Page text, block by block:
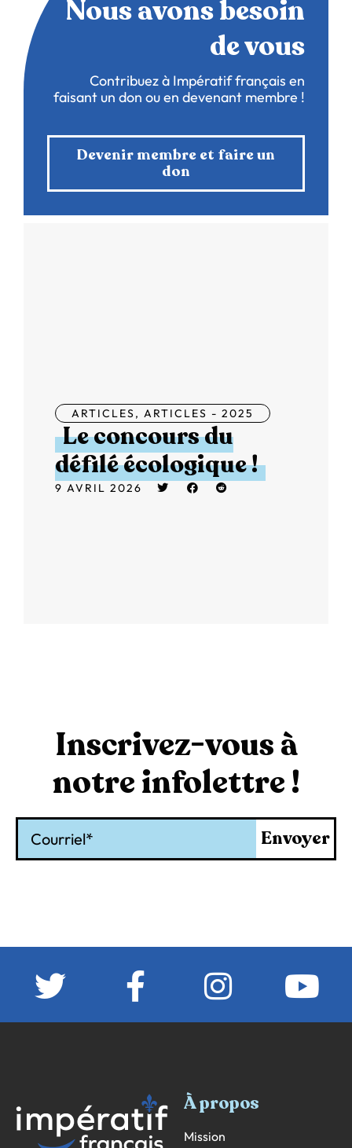
Nous avons besoin
de vous
Contribuez à Impératif français en
faisant un don ou en devenant membre !
Devenir membre et faire un
don
ARTICLES, ARTICLES - 2025
Le concours du
défilé écologique !
9 AVRIL 2026
Inscrivez-vous à
notre infolettre !
Envoyer
À propos
Mission